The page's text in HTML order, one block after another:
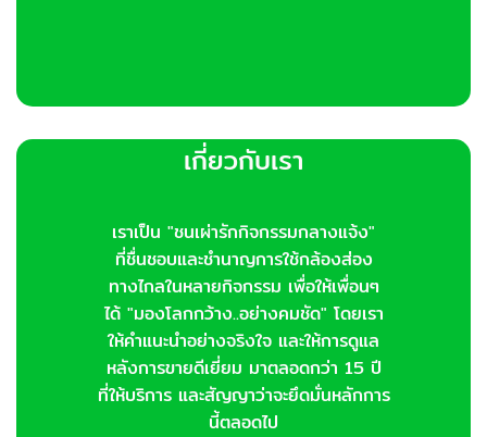
เกี่ยวกับเรา
เราเป็น "ชนเผ่ารักกิจกรรมกลางแจ้ง"
ที่ชื่นชอบและชำนาญการใช้กล้องส่อง
ทางไกลในหลายกิจกรรม เพื่อให้เพื่อนๆ
ได้ "มองโลกกว้าง..อย่างคมชัด" โดยเรา
ให้คำแนะนำอย่างจริงใจ และให้การดูแล
หลังการขายดีเยี่ยม มาตลอดกว่า 15 ปี
ที่ให้บริการ และสัญญาว่าจะยึดมั่นหลักการ
นี้ตลอดไป